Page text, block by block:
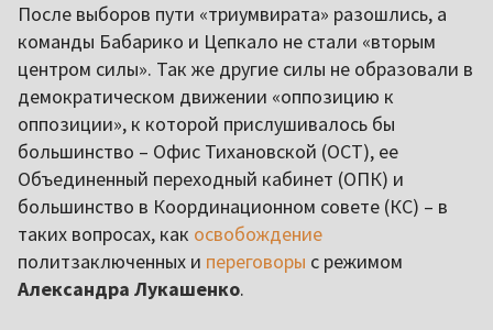
После выборов пути «триумвирата» разошлись, а
команды Бабарико и Цепкало не стали «вторым
центром силы». Так же другие силы не образовали в
демократическом движении «оппозицию к
оппозиции», к которой прислушивалось бы
большинство – Офис Тихановской (ОСТ), ее
Объединенный переходный кабинет (ОПК) и
большинство в Координационном совете (КС) – в
таких вопросах, как освобождение
политзаключенных и переговоры с режимом
Александра Лукашенко.